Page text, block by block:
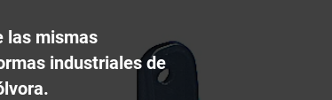
las mismas
industriales de